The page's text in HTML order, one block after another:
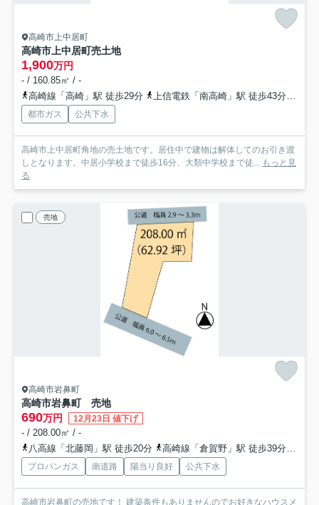
高崎市上中居町
高崎市上中居町売土地
1,900万円
- / 160.85㎡ / -
高崎線「高崎」駅 徒歩29分
上信電鉄「南高崎」駅 徒歩43分
都市ガス 公共下水
高崎市上中居町角地の売土地です。居住中で建物は解体してのお引き渡
しとなります。中居小学校まで徒歩16分、大類中学校まで徒... もっと見
る
売地
高崎市岩鼻町
高崎市岩鼻町 売地
690万円 12月23日 値下げ
- / 208.00㎡ / -
八高線「北藤岡」駅 徒歩20分
高崎線「倉賀野」駅 徒歩39分
プロパンガス 南道路 陽当り良好 公共下水
高崎市岩鼻町の売地です！ 建築条件もありませんのでお好きなハウスメ